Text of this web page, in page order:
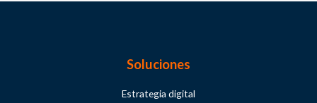
Soluciones
Estrategia digital